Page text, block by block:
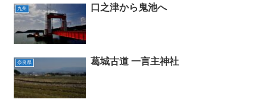
九州 口之津から鬼池へ
奈良県 葛城古道 一言主神社